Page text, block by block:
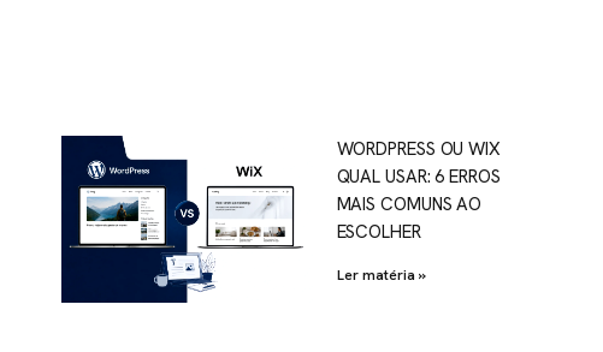
WORDPRESS OU WIX
QUAL USAR: 6 ERROS
MAIS COMUNS AO
ESCOLHER
Ler matéria »